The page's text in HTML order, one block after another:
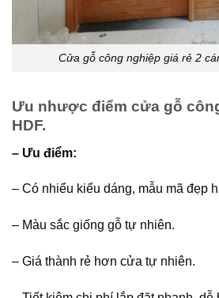
Cửa gỗ công nghiệp giá rẻ 2
Ưu nhược điểm cửa gỗ
HDF.
– Ưu điểm:
– Có nhiểu kiểu dáng, mẫu mã đẹp
– Màu sắc giống gỗ tự nhiên.
– Giá thành rẻ hơn cửa tự nhiên.